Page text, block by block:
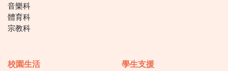
音樂科
體育科
宗教科
校園生活
學生支援